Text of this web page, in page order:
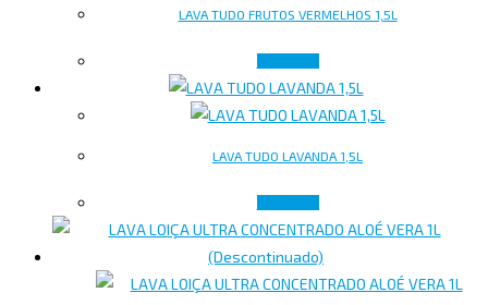
LAVA TUDO FRUTOS VERMELHOS 1,5L
LAVA TUDO LAVANDA 1,5L